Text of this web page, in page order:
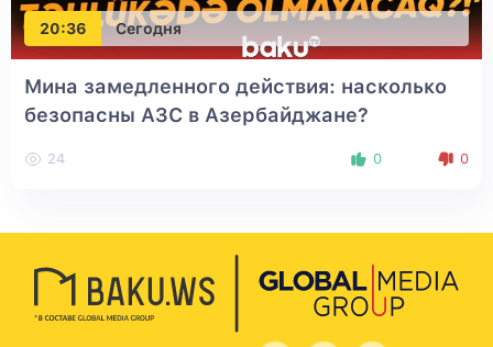
20:36 Сегодня
Мина замедленного действия: насколько
безопасны АЗС в Азербайджане?
24 0 0